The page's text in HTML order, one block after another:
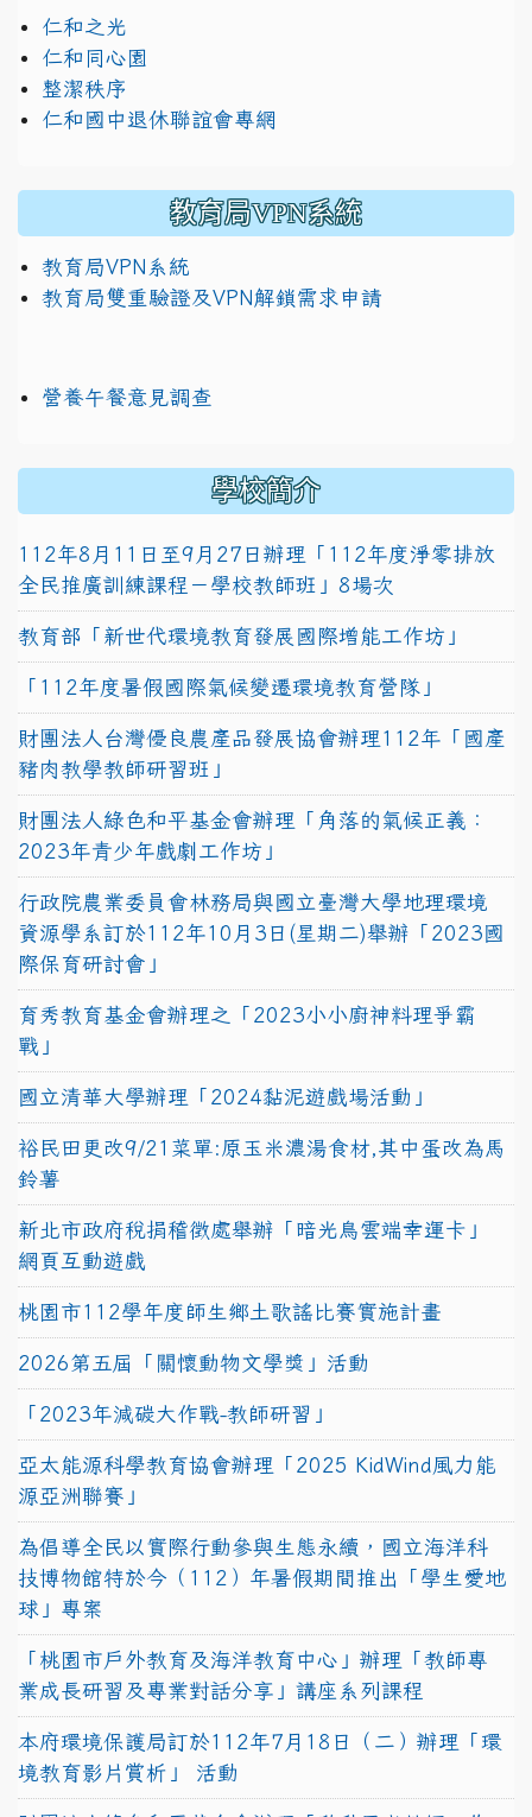
仁和之光
仁和同心園
整潔秩序
仁和國中退休聯誼會專網
教育局VPN系統
教育局VPN系統
教育局雙重驗證及VPN解鎖需求申請
營養午餐意見調查
學校簡介
112年8月11日至9月27日辦理「112年度淨零排放
全民推廣訓練課程－學校教師班」8場次
教育部「新世代環境教育發展國際增能工作坊」
「112年度暑假國際氣候變遷環境教育營隊」
財團法人台灣優良農產品發展協會辦理112年「國產
豬肉教學教師研習班」
財團法人綠色和平基金會辦理「角落的氣候正義：
2023年青少年戲劇工作坊」
行政院農業委員會林務局與國立臺灣大學地理環境
資源學系訂於112年10月3日(星期二)舉辦「2023國
際保育研討會」
育秀教育基金會辦理之「2023小小廚神料理爭霸
戰」
國立清華大學辦理「2024黏泥遊戲場活動」
裕民田更改9/21菜單:原玉米濃湯食材,其中蛋改為馬
鈴薯
新北市政府稅捐稽徵處舉辦「暗光鳥雲端幸運卡」
網頁互動遊戲
桃園市112學年度師生鄉土歌謠比賽實施計畫
2026第五屆「關懷動物文學獎」活動
「2023年減碳大作戰-教師研習」
亞太能源科學教育協會辦理「2025 KidWind風力能
源亞洲聯賽」
為倡導全民以實際行動參與生態永續，國立海洋科
技博物館特於今（112）年暑假期間推出「學生愛地
球」專案
「桃園市戶外教育及海洋教育中心」辦理「教師專
業成長研習及專業對話分享」講座系列課程
本府環境保護局訂於112年7月18日（二）辦理「環
境教育影片賞析」 活動